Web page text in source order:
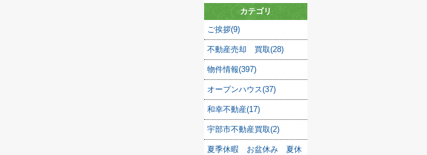
カテゴリ
ご挨拶(9)
不動産売却 買取(28)
物件情報(397)
オープンハウス(37)
和幸不動産(17)
宇部市不動産買取(2)
夏季休暇 お盆休み 夏休